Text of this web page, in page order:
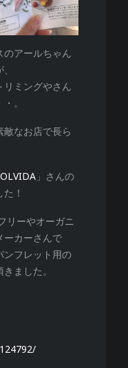
のアールちゃん
リミングやさん
。
なお店で長ら
」さんの
！
リーやオーガニ
ーカーさんで
ンフレット用の
ました。